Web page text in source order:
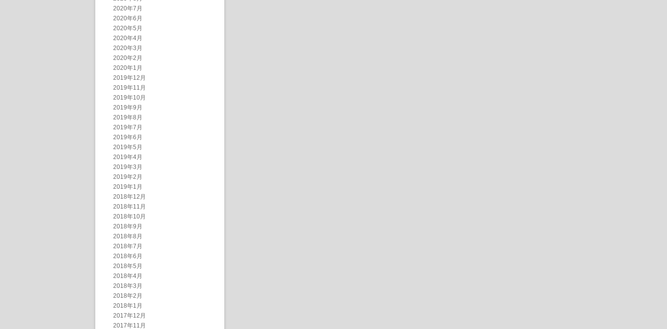
2020年7月
2020年6月
2020年5月
2020年4月
2020年3月
2020年2月
2020年1月
2019年12月
2019年11月
2019年10月
2019年9月
2019年8月
2019年7月
2019年6月
2019年5月
2019年4月
2019年3月
2019年2月
2019年1月
2018年12月
2018年11月
2018年10月
2018年9月
2018年8月
2018年7月
2018年6月
2018年5月
2018年4月
2018年3月
2018年2月
2018年1月
2017年12月
2017年11月